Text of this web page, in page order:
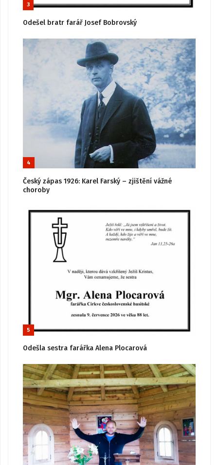
3
Odešel bratr farář Josef Bobrovský
4
Český zápas 1926: Karel Farský – zjištění vážné
choroby
5
Odešla sestra farářka Alena Plocarová